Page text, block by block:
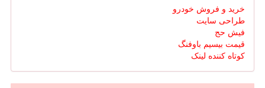
خرید و فروش خودرو
طراحی سایت
فیش حج
قیمت بیسیم باوفنگ
کوتاه کننده لینک